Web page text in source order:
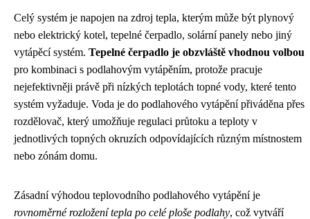
Celý systém je napojen na zdroj tepla, kterým může být plynový
nebo elektrický kotel, tepelné čerpadlo, solární panely nebo jiný
vytápěcí systém. Tepelné čerpadlo je obzvláště vhodnou volbou
pro kombinaci s podlahovým vytápěním, protože pracuje
nejefektivněji právě při nízkých teplotách topné vody, které tento
systém vyžaduje. Voda je do podlahového vytápění přiváděna přes
rozdělovač, který umožňuje regulaci průtoku a teploty v
jednotlivých topných okruzích odpovídajících různým místnostem
nebo zónám domu.
Zásadní výhodou teplovodního podlahového vytápění je
rovnoměrné rozložení tepla po celé ploše podlahy, což vytváří